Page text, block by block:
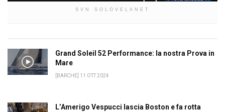
SVN SOLOVELANET
Grand Soleil 52 Performance: la nostra Prova in
Mare
[BARCHE] 11 OTT 2024
L’Amerigo Vespucci lascia Boston e fa rotta